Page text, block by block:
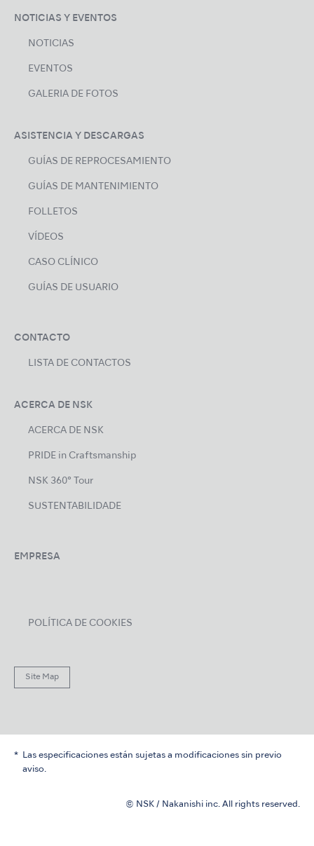
NOTICIAS Y EVENTOS
NOTICIAS
EVENTOS
GALERIA DE FOTOS
ASISTENCIA Y DESCARGAS
GUÍAS DE REPROCESAMIENTO
GUÍAS DE MANTENIMIENTO
FOLLETOS
VÍDEOS
CASO CLÍNICO
GUÍAS DE USUARIO
CONTACTO
LISTA DE CONTACTOS
ACERCA DE NSK
ACERCA DE NSK
PRIDE in Craftsmanship
NSK 360° Tour
SUSTENTABILIDADE
EMPRESA
POLÍTICA DE COOKIES
Site Map
Las especificaciones están sujetas a modificaciones sin previo
aviso.
© NSK / Nakanishi inc. All rights reserved.